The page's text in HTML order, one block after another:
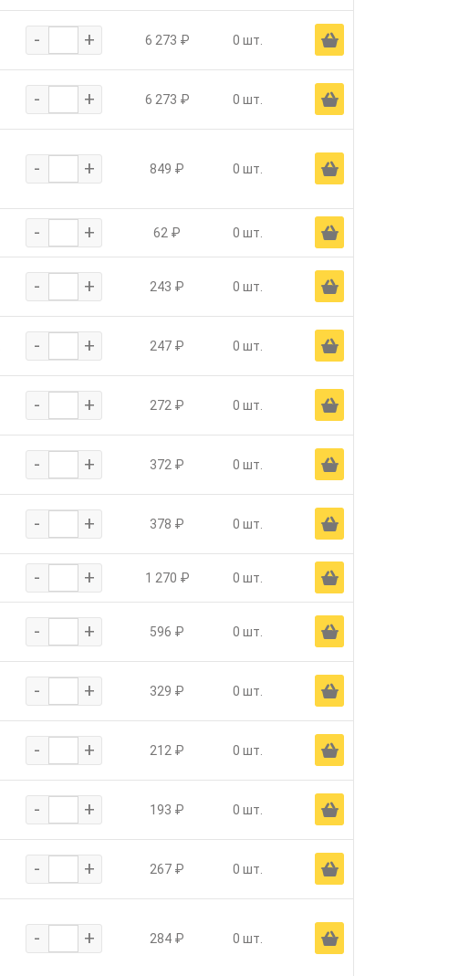
- + 6 273 ₽ 0 шт. Ä
- + 6 273 ₽ 0 шт. Ä
- + 849 ₽ 0 шт. Ä
- + 62 ₽ 0 шт. Ä
- + 243 ₽ 0 шт. Ä
- + 247 ₽ 0 шт. Ä
- + 272 ₽ 0 шт. Ä
- + 372 ₽ 0 шт. Ä
- + 378 ₽ 0 шт. Ä
- + 1 270 ₽ 0 шт. Ä
- + 596 ₽ 0 шт. Ä
- + 329 ₽ 0 шт. Ä
- + 212 ₽ 0 шт. Ä
- + 193 ₽ 0 шт. Ä
- + 267 ₽ 0 шт. Ä
- + 284 ₽ 0 шт. Ä